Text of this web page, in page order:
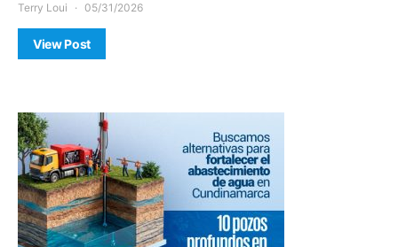
Terry Loui 05/31/2026
View Post